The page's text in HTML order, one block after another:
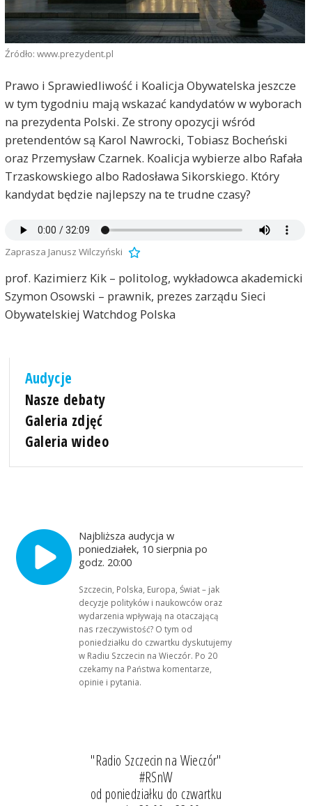
Źródło: www.prezydent.pl
Prawo i Sprawiedliwość i Koalicja Obywatelska jeszcze
w tym tygodniu mają wskazać kandydatów w wyborach
na prezydenta Polski. Ze strony opozycji wśród
pretendentów są Karol Nawrocki, Tobiasz Bocheński
oraz Przemysław Czarnek. Koalicja wybierze albo Rafała
Trzaskowskiego albo Radosława Sikorskiego. Który
kandydat będzie najlepszy na te trudne czasy?
Zaprasza Janusz Wilczyński
prof. Kazimierz Kik – politolog, wykładowca akademicki
Szymon Osowski – prawnik, prezes zarządu Sieci
Obywatelskiej Watchdog Polska
Audycje
Nasze debaty
Galeria zdjęć
Galeria wideo
Najbliższa audycja w
poniedziałek, 10 sierpnia po
godz. 20:00
Szczecin, Polska, Europa, Świat – jak
decyzje polityków i naukowców oraz
wydarzenia wpływają na otaczającą
nas rzeczywistość? O tym od
poniedziałku do czwartku dyskutujemy
w Radiu Szczecin na Wieczór. Po 20
czekamy na Państwa komentarze,
opinie i pytania.
"Radio Szczecin na Wieczór"
#RSnW
od poniedziałku do czwartku